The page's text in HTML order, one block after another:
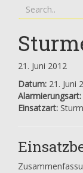
21. Juni 2012
Datum: 21. Juni
Alarmierungsart:
Einsatzart: